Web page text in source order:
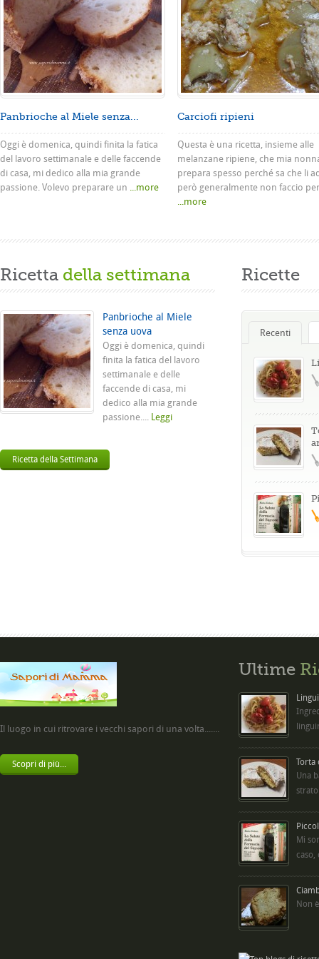
Panbrioche al Miele senza...
Oggi è domenica, quindi finita la fatica
del lavoro settimanale e delle faccende
di casa, mi dedico alla mia grande
passione. Volevo preparare un ...more
Carciofi ripieni
Questa è una ricetta, insieme alle
melanzane ripiene, che mia
prepara spesso perché sa che li
però generalmente non faccio
...more
Ricetta della settimana
Panbrioche al Miele
senza uova
Oggi è domenica, quindi
finita la fatica del lavoro
settimanale e delle
faccende di casa, mi
dedico alla mia grande
passione.... Leggi
Ricetta della Settimana
Ricette
Recenti
Il luogo in cui ritrovare i vecchi sapori di una volta.......
Scopri di più...
Ultime
Torta
Una
Mi
caso,
Non